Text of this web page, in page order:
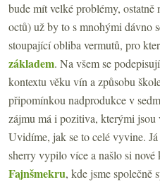
bude mít velké problémy,
octů) už by to s mnohými dávno
stoupající obliba vermutů, pro
základem. Na všem se
kontextu věku vín a způsobu
připomínkou nadprodukce v
zájmu má i pozitiva, kterými jsou
Uvidíme, jak se to celé vyvine.
sherry vypilo více a našlo si
Fajnšmekru, kde jsme společně